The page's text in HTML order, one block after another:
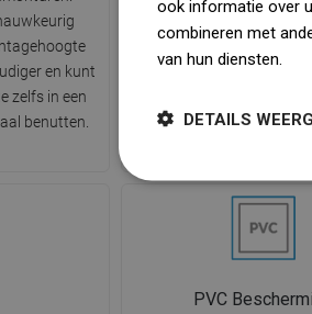
en kunt
zelfs in een
benutten.
schakelaar. Het biedt
meer geconcentreerde
PVC
ook informatie over
combineren met
van hun diensten.
DETAILS